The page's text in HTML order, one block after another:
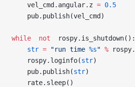
    vel_cmd.angular.z
= 0.5
    pub.publish(vel_cmd)
while
  not
  rospy.is_shutdown():
    str
= "run time %s" %
    rospy.loginfo(
str)
    pub.publish(
str)
    rate.sleep()